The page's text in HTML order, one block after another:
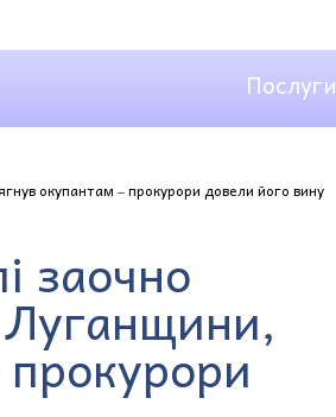
Послуги
окупантам ‒ прокурори довели його вину
заочно